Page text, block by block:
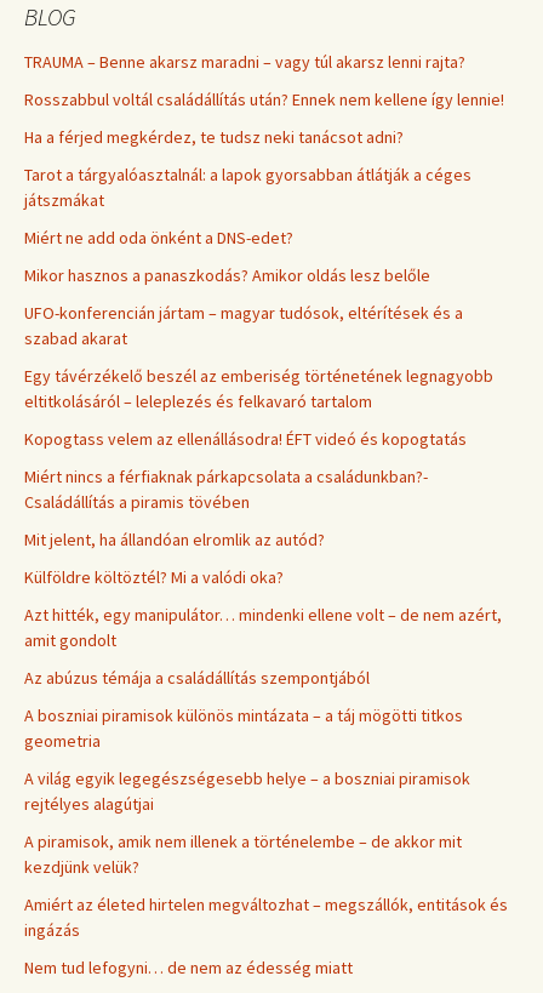
BLOG
TRAUMA – Benne akarsz maradni – vagy túl akarsz lenni rajta?
Rosszabbul voltál családállítás után? Ennek nem kellene így lennie!
Ha a férjed megkérdez, te tudsz neki tanácsot adni?
Tarot a tárgyalóasztalnál: a lapok gyorsabban átlátják a céges
játszmákat
Miért ne add oda önként a DNS-edet?
Mikor hasznos a panaszkodás? Amikor oldás lesz belőle
UFO-konferencián jártam – magyar tudósok, eltérítések és a
szabad akarat
Egy távérzékelő beszél az emberiség történetének legnagyobb
eltitkolásáról – leleplezés és felkavaró tartalom
Kopogtass velem az ellenállásodra! ÉFT videó és kopogtatás
Miért nincs a férfiaknak párkapcsolata a családunkban?-
Családállítás a piramis tövében
Mit jelent, ha állandóan elromlik az autód?
Külföldre költöztél? Mi a valódi oka?
Azt hitték, egy manipulátor… mindenki ellene volt – de nem azért,
amit gondolt
Az abúzus témája a családállítás szempontjából
A boszniai piramisok különös mintázata – a táj mögötti titkos
geometria
A világ egyik legegészségesebb helye – a boszniai piramisok
rejtélyes alagútjai
A piramisok, amik nem illenek a történelembe – de akkor mit
kezdjünk velük?
Amiért az életed hirtelen megváltozhat – megszállók, entitások és
ingázás
Nem tud lefogyni… de nem az édesség miatt